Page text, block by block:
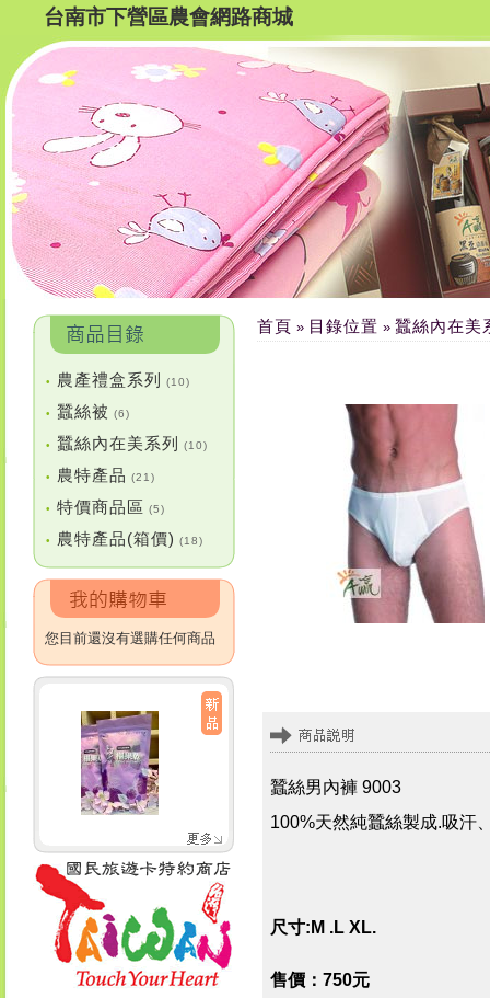
台南市下營區農會網路商城
• 農產禮盒系列 (10)
• 蠶絲被 (6)
• 蠶絲內在美系列 (10)
• 農特產品 (21)
• 特價商品區 (5)
• 農特產品(箱價) (18)
您目前還沒有選購任何商品
首頁 » 目錄位置 » 蠶絲內在美
蠶絲男內褲 9003
100%天然純蠶絲製成.吸汗
尺寸:M .L XL.
售價：750元